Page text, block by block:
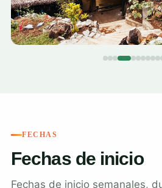
FECHAS
Fechas de inicio
Fechas de inicio semanales,